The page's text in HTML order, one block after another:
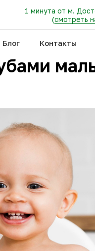
1 минута от м.
(смотреть
Блог Контакты